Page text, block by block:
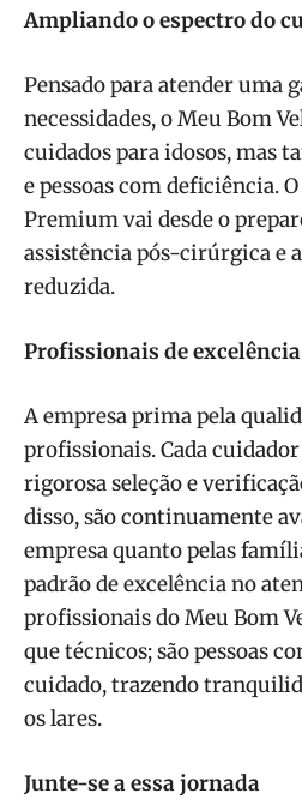
Ampliando o espectro do
Pensado para atender uma
necessidades, o Meu Bom
cuidados para idosos, mas
e pessoas com deficiência.
Premium vai desde o
assistência pós-cirúrgica e
reduzida.
Profissionais de excelência
A empresa prima pela
profissionais. Cada
rigorosa seleção e
disso, são continuamente
empresa quanto pelas
padrão de excelência no
profissionais do Meu Bom
que técnicos; são pessoas
cuidado, trazendo
os lares.
Junte-se a essa jornada